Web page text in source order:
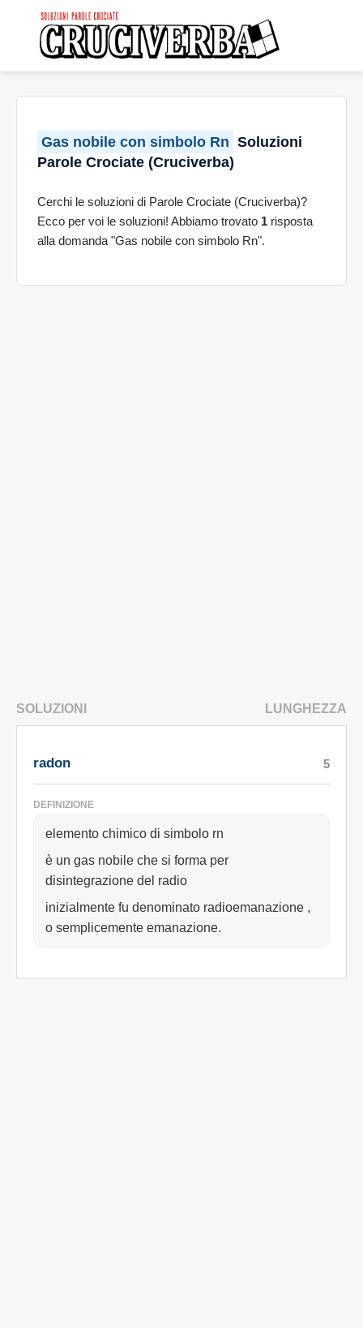
Gas nobile con simbolo Rn Soluzioni
Parole Crociate (Cruciverba)
Cerchi le soluzioni di Parole Crociate (Cruciverba)?
Ecco per voi le soluzioni! Abbiamo trovato 1 risposta
alla domanda "Gas nobile con simbolo Rn".
SOLUZIONI LUNGHEZZA
radon
DEFINIZIONE
elemento chimico di simbolo rn
è un gas nobile che si forma per
disintegrazione del radio
inizialmente fu denominato radioemanazione ,
o semplicemente emanazione.
5